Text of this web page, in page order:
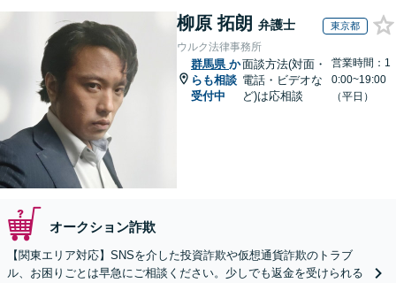
柳原 拓朗 弁護士 東京都
ウルク法律事務所
群馬県 か
らも相談
受付中
面談方法(対面・
電話・ビデオな
ど)は応相談
営業時間：1
0:00~19:00
（平日）
オークション詐欺
【関東エリア対応】SNSを介した投資詐欺や仮想通貨詐欺のトラブ
ル、お困りごとは早急にご相談ください。少しでも返金を受けられる